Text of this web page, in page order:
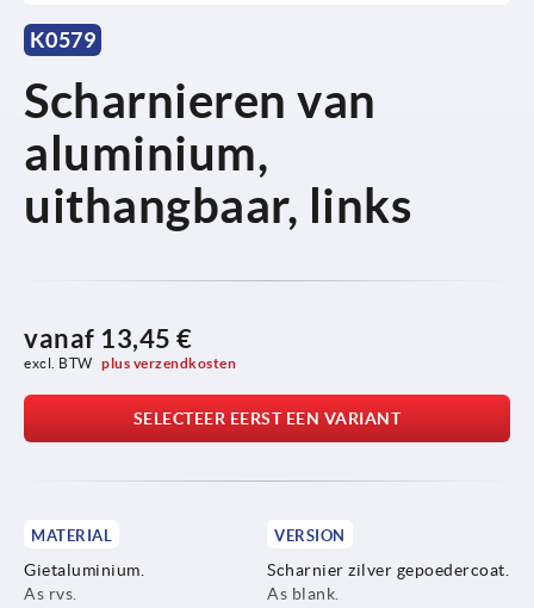
K0579
Scharnieren van
aluminium,
uithangbaar, links
vanaf 13,45 €
excl. BTW plus verzendkosten
SELECTEER EERST EEN VARIANT
MATERIAL
Gietaluminium.
As rvs.
VERSION
Scharnier zilver gepoedercoat.
As blank.